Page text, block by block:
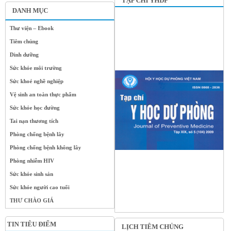
DANH MỤC
Thư viện – Ebook
Tiêm chủng
Dinh dưỡng
Sức khỏe môi trường
Sức khoẻ nghề nghiệp
Vệ sinh an toàn thực phẩm
Sức khỏe học đường
Tai nạn thương tích
Phòng chống bệnh lây
Phòng chống bệnh không lây
Phòng nhiễm HIV
Sức khỏe sinh sản
Sức khỏe người cao tuổi
THƯ CHÀO GIÁ
TIN TIÊU ĐIỂM LỊCH TIÊM CHỦNG